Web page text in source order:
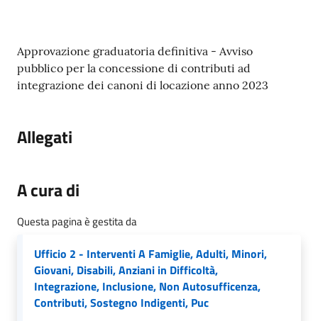
Tutti
gli
argomenti...
Seguici
Contenuto
Approvazione graduatoria definitiva - Avviso
pubblico per la concessione di contributi ad
integrazione dei canoni di locazione anno 2023
Allegati
A cura di
Questa pagina è gestita da
Ufficio 2 - Interventi A Famiglie, Adulti, Minori,
Giovani, Disabili, Anziani in Difficoltà,
Integrazione, Inclusione, Non Autosufficenza,
Contributi, Sostegno Indigenti, Puc